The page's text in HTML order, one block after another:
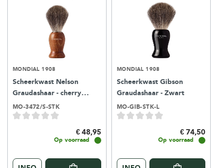
MONDIAL 1908
Scheerkwast Nelson
Graudashaar - cherry
wood
MO-3472/S-STK
€ 48,95
Op voorraad
MONDIAL 1908
Scheerkwast Gibson
Graudashaar - Zwart
MO-GIB-STK-L
€ 74,50
Op voorraad